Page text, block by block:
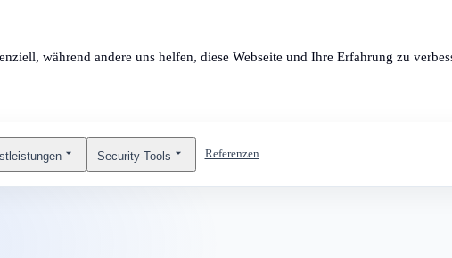
während andere uns helfen, diese Webseite und Ihre Erfahrung zu
Security-Tools Referenzen